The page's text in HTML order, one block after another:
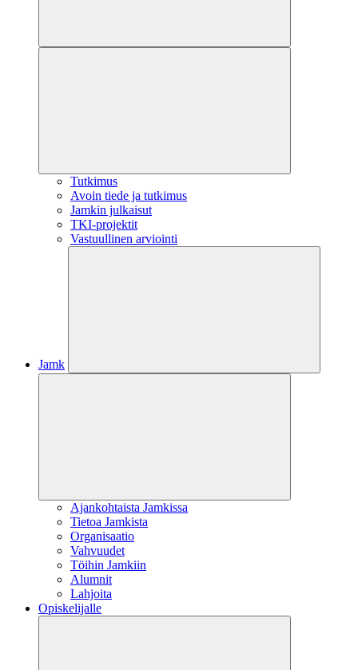
Tutkimus
Avoin tiede ja tutkimus
Jamkin julkaisut
TKI-projektit
Vastuullinen arviointi
Jamk
Ajankohtaista Jamkissa
Tietoa Jamkista
Organisaatio
Vahvuudet
Töihin Jamkiin
Alumnit
Lahjoita
Opiskelijalle